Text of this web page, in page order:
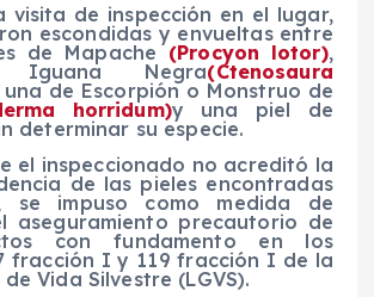
visita de inspección en el lugar,
escondidas y envueltas entre
de Mapache (Procyon lotor),
Negra(Ctenosaura
una de Escorpión o Monstruo de
horridum)y una piel de
determinar su especie.
el inspeccionado no acreditó la
de las pieles encontradas
se impuso como medida de
aseguramiento precautorio de
con fundamento en los
fracción I y 119 fracción I de la
Vida Silvestre (LGVS).